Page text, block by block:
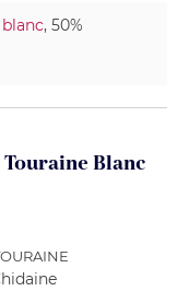
, 50%
Blanc